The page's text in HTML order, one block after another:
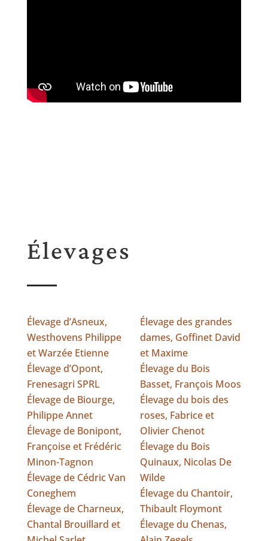
Élevages
Élevage d’Asneux,
Westhovens Philippe
et Warzée Etienne
Élevage d’Opont,
Frenesagri SPRL
Élevage de Biourge,
Philippe Annet
Élevage de Bonipont,
Françoise et Frédéric
Minon-Tagnon
Élevage de Cédric Van
Coneghem
Élevage de Charneux,
Chantal Brouillard et
Élevage des grandes
dames, Goffinet David
et Maxime
Élevage du Bois
Basset, François Moos
Élevage du bois des
roses, Fabrice et
Olivier Chenot
Élevage du Bois
Quinaux, Nicolas De
Wilde
Élevage du Chantoir,
Thibault Floymont
Élevage du Chenas,